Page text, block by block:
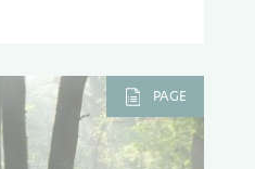
PAGE